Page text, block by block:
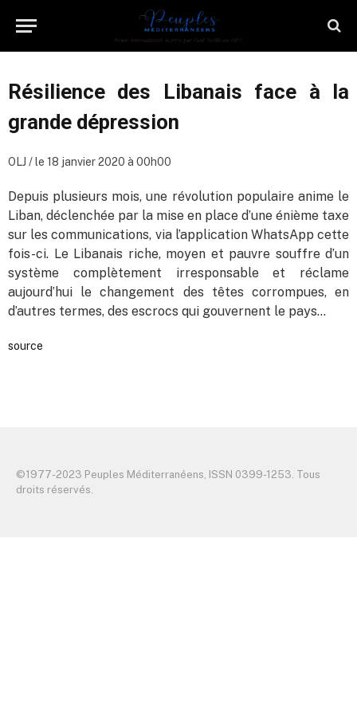
Résilience des Libanais face à la
grande dépression
OLJ / le 18 janvier 2020 à 00h00
Depuis plusieurs mois, une révolution populaire anime le
Liban, déclenchée par la mise en place d’une énième taxe
sur les communications, via l’application WhatsApp cette
fois-ci. Le Libanais riche, moyen et pauvre souffre d’un
système complètement irresponsable et réclame
aujourd’hui le changement des têtes corrompues, en
d’autres termes, des escrocs qui gouvernent le pays…
source
©️1977-2023 Peuples Méditerranéens, ISSN 0399-1253. Tous
droits réservés.